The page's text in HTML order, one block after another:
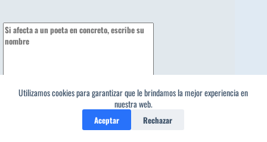
Utilizamos cookies para garantizar que le brindamos la mejor experiencia en
nuestra web.
Aceptar Rechazar